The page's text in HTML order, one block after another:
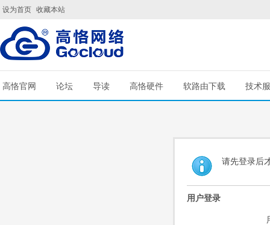
设为首页 收藏本站
高恪官网 论坛 导读 高恪硬件 软路由下载 技术
请先登录后
用户登录